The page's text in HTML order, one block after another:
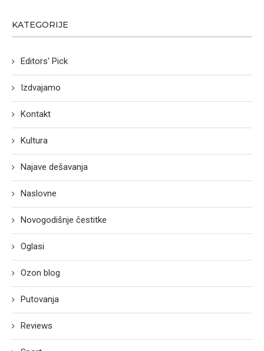
KATEGORIJE
Editors' Pick
Izdvajamo
Kontakt
Kultura
Najave dešavanja
Naslovne
Novogodišnje čestitke
Oglasi
Ozon blog
Putovanja
Reviews